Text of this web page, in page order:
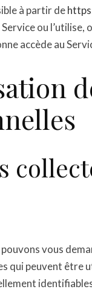
à partir de
ou
accède au
vous
qui peuvent être